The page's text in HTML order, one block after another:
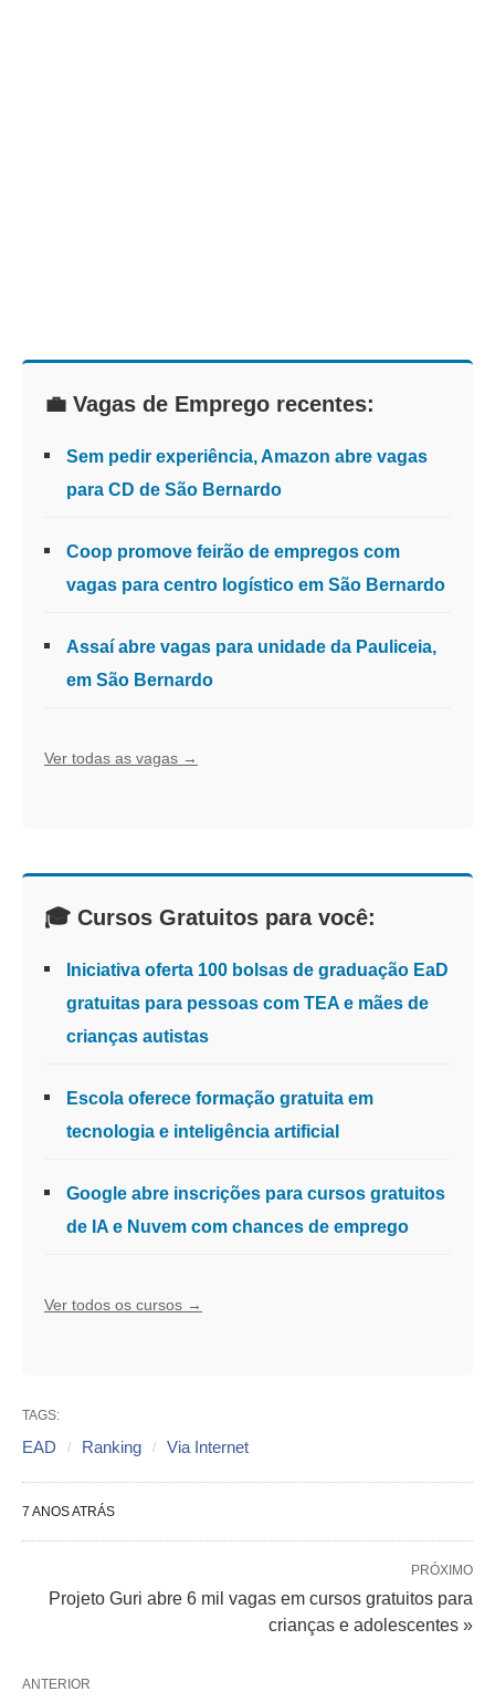
💼 Vagas de Emprego recentes:
Sem pedir experiência, Amazon abre vagas
para CD de São Bernardo
Coop promove feirão de empregos com
vagas para centro logístico em São Bernardo
Assaí abre vagas para unidade da Pauliceia,
em São Bernardo
Ver todas as vagas →
🎓 Cursos Gratuitos para você:
Iniciativa oferta 100 bolsas de graduação EaD
gratuitas para pessoas com TEA e mães de
crianças autistas
Escola oferece formação gratuita em
tecnologia e inteligência artificial
Google abre inscrições para cursos gratuitos
de IA e Nuvem com chances de emprego
Ver todos os cursos →
TAGS:
EAD Ranking Via Internet
7 ANOS ATRÁS
PRÓXIMO
Projeto Guri abre 6 mil vagas em cursos gratuitos para
crianças e adolescentes »
ANTERIOR